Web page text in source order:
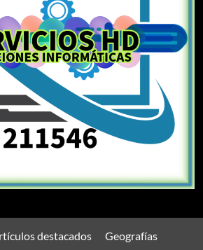
destacados
Geografías